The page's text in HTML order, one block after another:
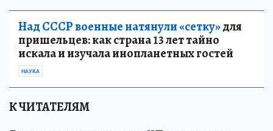
Над СССР военные натянули «сетку»для
пришельцев: как страна 13 лет тайно
искала и изучала инопланетных гостей
НАУКА
К ЧИТАТЕЛЯМ